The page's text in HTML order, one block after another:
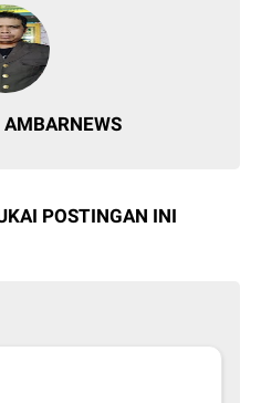
POSTINGAN INI